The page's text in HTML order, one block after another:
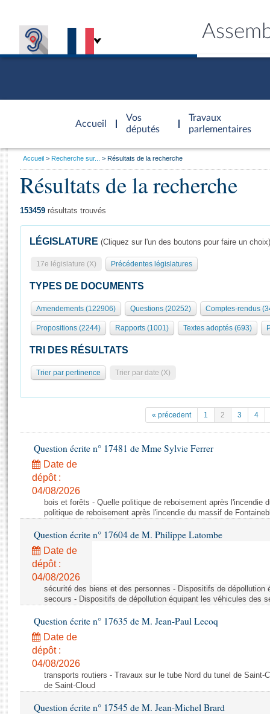
Accueil
d'accueil
Vos
députés
Travaux
parlementaires
Présidence
577 députés
Groupes politiques
Séance publique
Commissions et autres organes
Europe et International
Pétitions
Projets de loi
Propositions de loi
Amendements
Textes adoptés
Rapports législatifs
Rapports sur l'application des lois
Baromètre de l’application des lois
Dossiers législatifs
Budget et sécurité sociale
Questions écrites et orales
Comptes rendus des débats
Général
Rôle et pouvoirs de l'Assemblée
Organisation de l'Assemblée
Présidence Conférence des Présidents Bureau Collège des
Statistiques et chiffres clés
( Constitution | Règlement de l'Assemblée ... )
Histoire
Juniors
Anciennes législatures
Visiter l'Assemblée
Visite virtuelle du palais Bourbon
Assister à une séance
Contacts et plan d'accès
Photos libres de droit
Vous
Accueil Recherche sur... Résultats de la recherche
Résultats de la recherche
153459 résultats trouvés
LÉGISLATURE (Cliquez sur l'un des boutons pour faire un choix)
17e législature (X) Précédentes législatures
TYPES DE DOCUMENTS
Amendements (122906) Questions (20252) Comptes-rendus
Propositions (2244) Rapports (1001) Textes adoptés (693)
TRI DES RÉSULTATS
Trier par pertinence Trier par date (X)
« précedent 1 2 3 4
Question écrite n° 17481 de Mme Sylvie Ferrer
Date de
dépôt :
04/08/2026
bois et forêts - Quelle politique de reboisement après l'incendie
politique de reboisement après l'incendie du massif de
Question écrite n° 17604 de M. Philippe Latombe
Date de
dépôt :
04/08/2026
sécurité des biens et des personnes - Dispositifs de
secours - Dispositifs de dépollution équipant les véhicules des
Question écrite n° 17635 de M. Jean-Paul Lecoq
Date de
dépôt :
04/08/2026
transports routiers - Travaux sur le tube Nord du tunel de Saint-
de Saint-Cloud
Question écrite n° 17545 de M. Jean-Michel Brard